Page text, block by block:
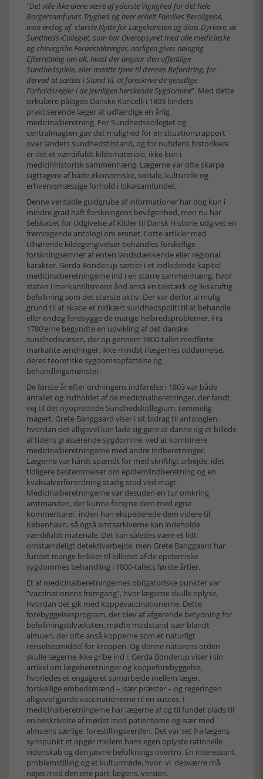
”Det ville ikke alene være af yderste Vigtighed for det hele
Borgersamfunds Tryghed og hver enkelt Families Beroligelse,
men endog af største Nytte for Lægekonsten og dens Dyrkere, at
Sundheds-Collegiet, som har Overopsynet med alle medicinske
og chirurgiske Foranstaltninger, aarligen gives nøiagtig
Efterretning om alt, hvad der angaar den offentlige
Sundhedspleie, eller maatte tjene til dennes Befordring, for
derved at sættes i Stand til, at foreskrive de tjenstlige
Forholdsregler i de jevnligen herskende Sygdomme”. Med dette
cirkulære pålagde Danske Kancelli i 1803 landets
praktiserende læger at udfærdige en årlig
medicinalberetning. For Sundhedskollegiet og
centralmagten gav det mulighed for en situationsrapport
over landets sundhedstilstand, og for nutidens historikere
er det et værdifuldt kildemateriale, ikke kun i
medicinhistorisk sammenhæng. Lægerne var ofte skarpe
iagttagere af både økonomiske, sociale, kulturelle og
erhvervsmæssige forhold i lokalsamfundet.
Denne veritable guldgrube af informationer har dog kun i
mindre grad haft forskningens bevågenhed, men nu har
Selskabet for Udgivelse af Kilder til Dansk Historie udgivet en
fremragende antologi om emnet. I otte artikler med
tilhørende kildegengivelser behandles forskellige
forskningsemner af enten landsdækkende eller regional
karakter. Gerda Bonderup sætter i et indledende kapitel
medicinalberetningerne ind i en større sammenhæng, hvor
staten i merkantilismens ånd anså en talstærk og livskraftig
befolkning som det største aktiv. Der var derfor al mulig
grund til at skabe et nidkært sundhedspoliti til at behandle
eller endog forebygge de mange helbredsproblemer. Fra
1780’erne begyndte en udvikling af det danske
sundhedsvæsen, der op gennem 1800-tallet medførte
markante ændringer, ikke mindst i lægernes uddannelse,
deres teoretiske sygdomsopfattelse og
behandlingsmønster.
De første år efter ordningens indførelse i 1803 var både
antallet og indholdet af de medicinalberetninger, der fandt
vej til det nyoprettede Sundhedskollegium, temmelig
magert. Grete Banggaard viser i sit bidrag til antologien,
hvordan det alligevel kan lade sig gøre at danne sig et billede
af tidens grasserende sygdomme, ved at kombinere
medicinalberetningerne med andre indberetninger.
Lægerne var hårdt spændt for med skriftligt arbejde, idet
tidligere bestemmelser om epidemiindberetning og en
kvaksalverforordning stadig stod ved magt.
Medicinalberetningerne var desuden en tur omkring
amtmanden, der kunne forsyne dem med egne
kommentarer, inden han ekspederede dem videre til
København, så også amtsarkiverne kan indeholde
værdifuldt materiale. Det kan således være et lidt
omstændeligt detektivarbejde, men Grete Banggaard har
fundet mange brikker til billedet af de epidemiske
sygdommes behandling i 1800-tallets første årtier.
Et af medicinalberetningernes obligatoriske punkter var
”vaccinationens fremgang”, hvor lægerne skulle oplyse,
hvordan det gik med koppevaccinationerne. Dette
forebyggelsesprogram, der blev af afgørende betydning for
befolkningstilvæksten, mødte modstand især blandt
almuen, der ofte anså kopperne som et naturligt
renselsesmiddel for kroppen. Og denne naturens orden
skulle lægerne ikke gribe ind i. Gerda Bonderup viser i sin
artikel om lægeberetninger og koppeforebyggelse,
hvorledes et engageret samarbejde mellem læger,
forskellige embedsmænd – især præster – og regeringen
alligevel gjorde vaccinationerne til en succes. I
medicinalberetningerne har lægerne af og til fundet plads til
en beskrivelse af mødet med patienterne og især med
almuens særlige forestillingsverden. Det var set fra lægens
synspunkt et opgør mellem hans egen oplyste rationelle
videnskab og den jævne befolknings overtro. En interessant
problemstilling og et kulturmøde, hvor vi desværre må
nøjes med den ene part, lægens, version.